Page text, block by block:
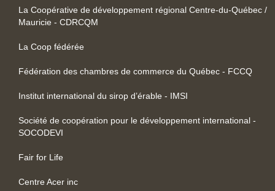
La Coopérative de développement régional Centre-du-Québec /
Mauricie - CDRCQM
La Coop fédérée
Fédération des chambres de commerce du Québec - FCCQ
Institut international du sirop d’érable - IMSI
Société de coopération pour le développement international -
SOCODEVI
Fair for Life
Centre Acer inc